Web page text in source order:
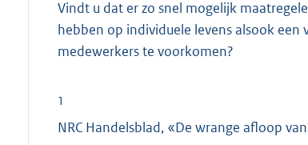
Vindt u dat er zo snel mogelijk
hebben op individuele levens alsook
medewerkers te voorkomen?
1
NRC Handelsblad, «De wrange afloop